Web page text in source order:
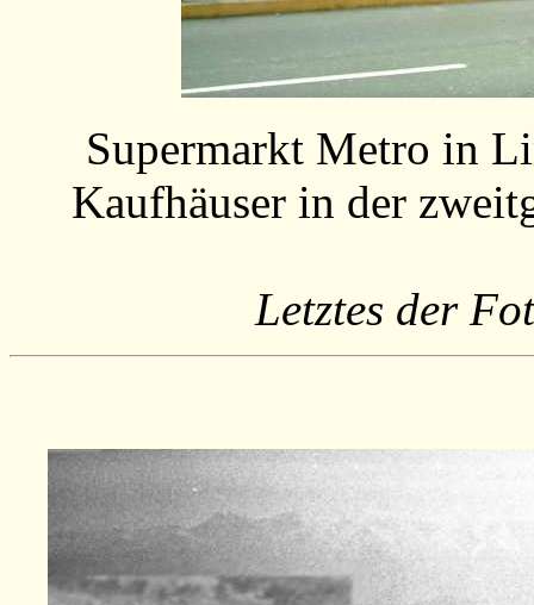
Supermarkt Metro in
Kaufhäuser in der
Letztes der